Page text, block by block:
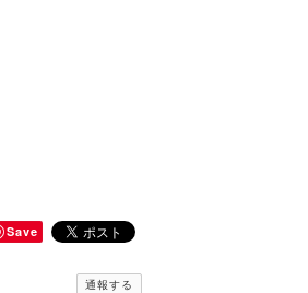
Save
通報する